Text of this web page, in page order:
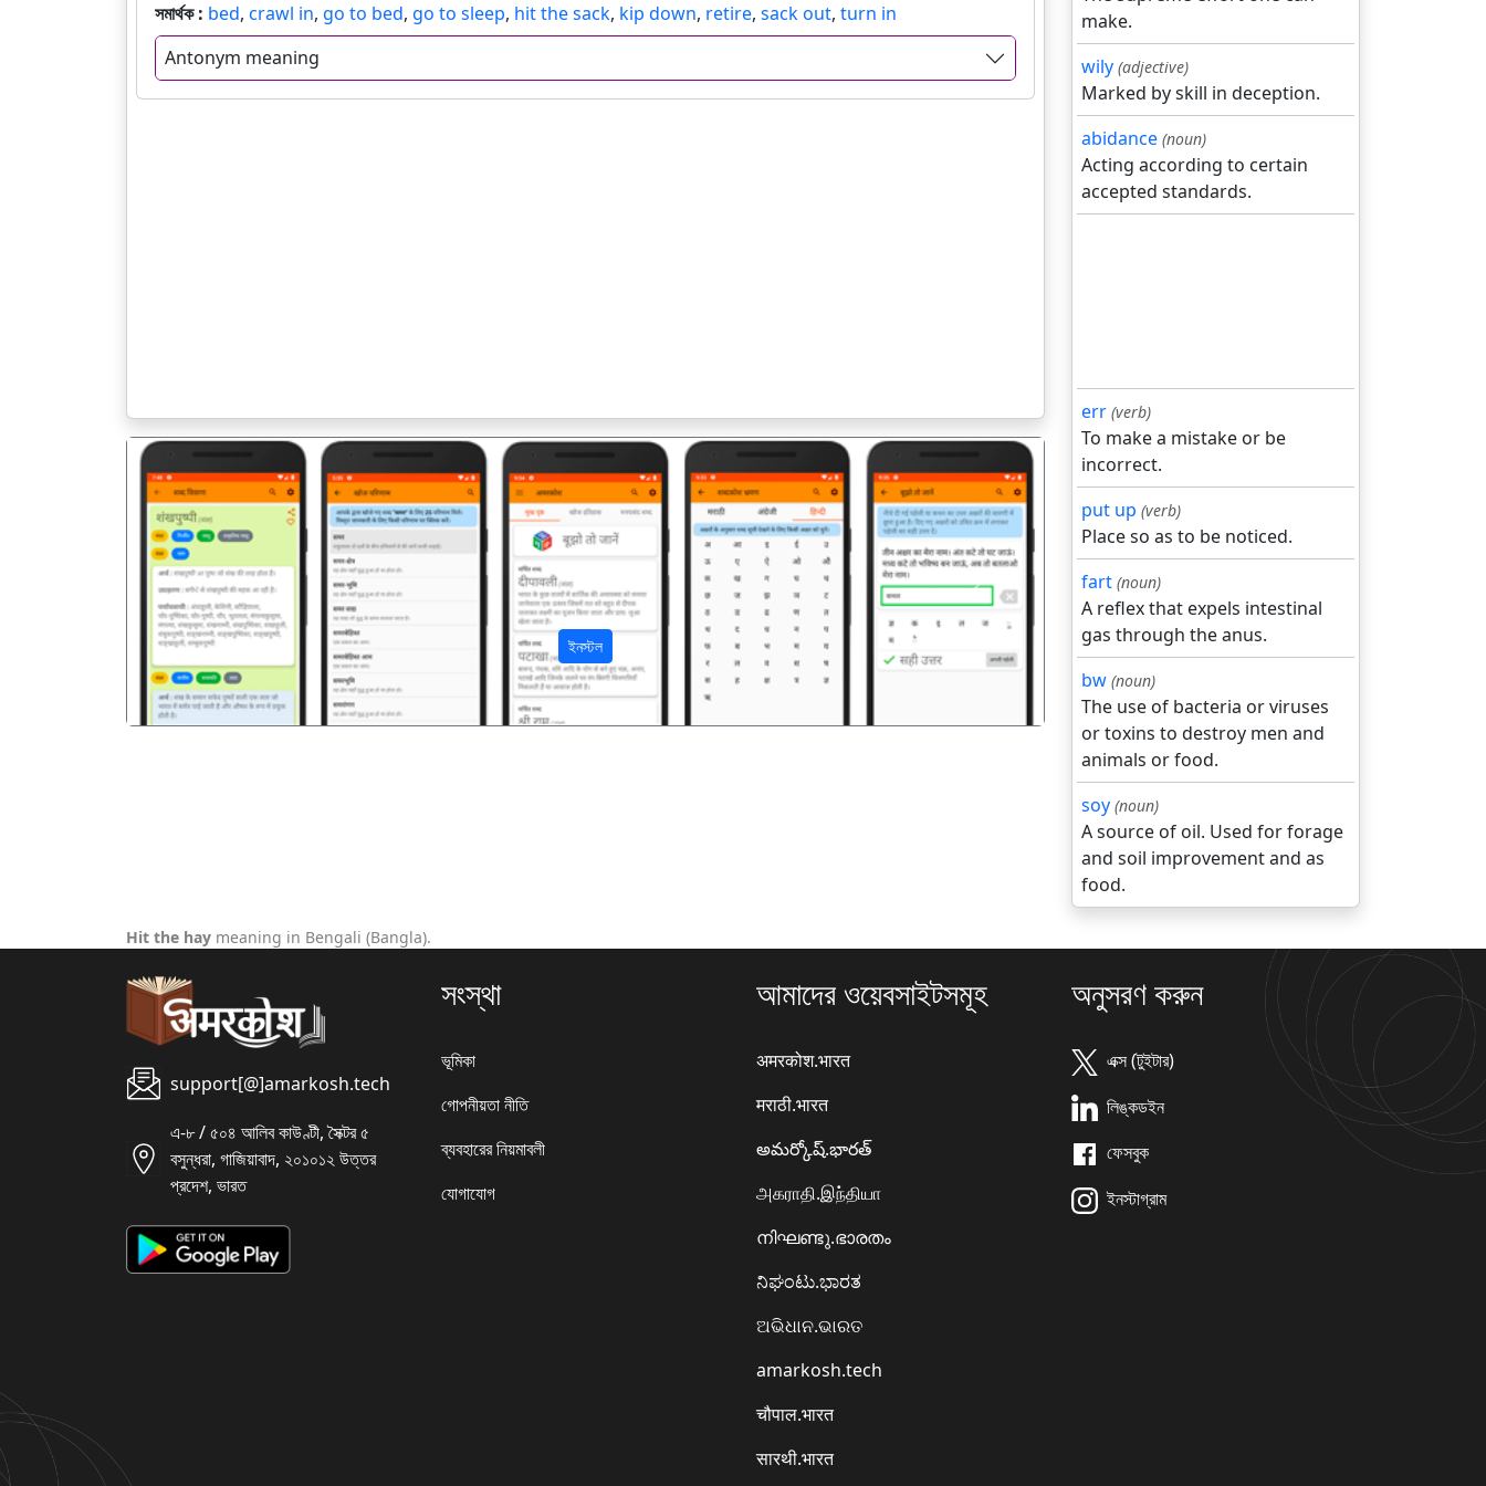
সমার্থক : bed, crawl in, go to bed, go to sleep, hit the sack, kip down, retire, sack out, turn in
Antonym meaning
ইনস্টল
पिछला अगला
make.
wily (adjective)
Marked by skill in deception.
abidance (noun)
Acting according to certain
accepted standards.
err (verb)
To make a mistake or be
incorrect.
put up (verb)
Place so as to be noticed.
fart (noun)
A reflex that expels intestinal
gas through the anus.
bw (noun)
The use of bacteria or viruses
or toxins to destroy men and
animals or food.
soy (noun)
A source of oil. Used for forage
and soil improvement and as
food.
Hit the hay meaning in Bengali (Bangla).
support[@]amarkosh.tech
এ-৮ / ৫০৪ আলিব কাউণ্টী, সৈক্টর ৫
বসুন্ধরা, গাজিয়াবাদ, ২০১০১২ উত্তর
প্রদেশ, ভারত
সংস্থা
ভূমিকা
গোপনীয়তা নীতি
ব্যবহারের নিয়মাবলী
যোগাযোগ
আমাদের ওয়েবসাইটসমূহ
अमरकोश.भारत
मराठी.भारत
అమర్కోష్.భారత్
அகராதி.இந்தியா
നിഘണ്ടു.ഭാരതം
ನಿಘಂಟು.ಭಾರತ
ଅଭିଧାନ.ଭାରତ
amarkosh.tech
चौपाल.भारत
सारथी.भारत
অনুসরণ করুন
এক্স (টুইটার)
লিঙ্কডইন
ফেসবুক
ইনস্টাগ্রাম